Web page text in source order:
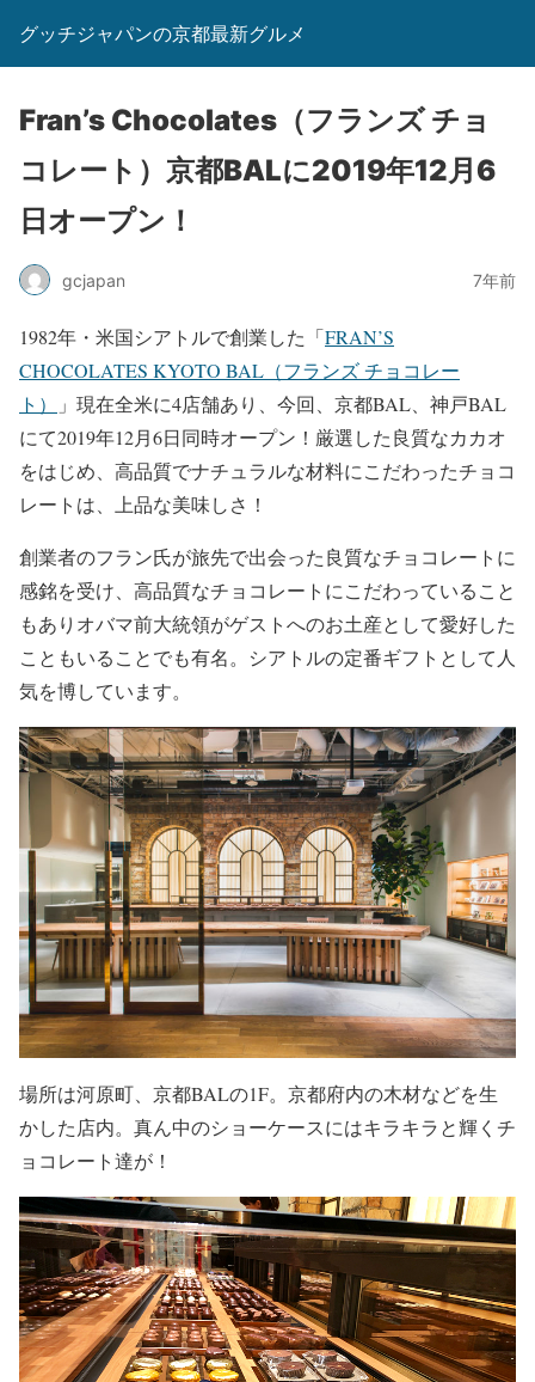
グッチジャパンの京都最新グルメ
Fran’s Chocolates（フランズ チョ
コレート）京都BALに2019年12月6
日オープン！
gcjapan 7年前
1982年・米国シアトルで創業した「FRAN’S
CHOCOLATES KYOTO BAL（フランズ チョコレー
ト）
」現在全米に4店舗あり、今回、京都BAL、神戸BAL
にて2019年12月6日同時オープン！厳選した良質なカカオ
をはじめ、高品質でナチュラルな材料にこだわったチョコ
レートは、上品な美味しさ！
創業者のフラン氏が旅先で出会った良質なチョコレートに
感銘を受け、高品質なチョコレートにこだわっていること
もありオバマ前大統領がゲストへのお土産として愛好した
こともいることでも有名。シアトルの定番ギフトとして人
気を博しています。
場所は河原町、京都BALの1F。京都府内の木材などを生
かした店内。真ん中のショーケースにはキラキラと輝くチ
ョコレート達が！